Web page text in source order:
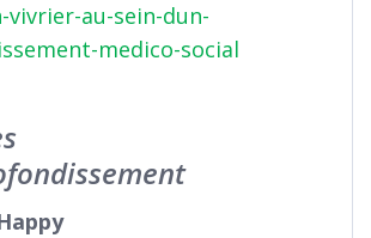
vivrier-au-sein-dun-
medico-social